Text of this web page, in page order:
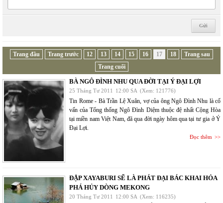
Trang đầu Trang trước 12 13 14 15 16 17 18
Trang sau
Trang cuối
BÀ NGÔ ĐÌNH NHU QUA ĐỜI TẠI Ý ĐẠI LỢI
25 Tháng Tư 2011 12:00 SA (Xem: 121776)
Tin Rome - Bà Trần Lệ Xuân, vợ của ông Ngô Đình Nhu là cố
vấn của Tổng thống Ngô Đình Diệm thuộc đệ nhất Cộng Hòa
tại miền nam Việt Nam, đã qua đời ngày hôm qua tại tư gia ở Ý
Đại Lợi.
Đọc thêm
ĐẬP XAYABURI SẼ LÀ PHÁT ĐẠI BÁC KHAI HỎA
PHÁ HỦY DÒNG MEKONG
20 Tháng Tư 2011 12:00 SA (Xem: 116235)